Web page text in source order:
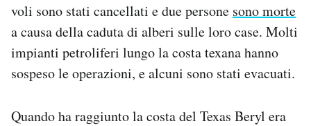
Area Personale
Newsletter
Notifiche mobile
Regala il Post
Hai bisogno di aiuto?
voli sono stati cancellati e due persone sono morte
a causa della caduta di alberi sulle loro case. Molti
impianti petroliferi lungo la costa texana hanno
sospeso le operazioni, e alcuni sono stati evacuati.
Quando ha raggiunto la costa del Texas Beryl era